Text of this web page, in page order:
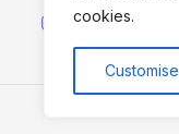
cookies.
Customise